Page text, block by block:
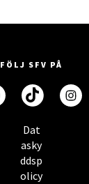
FÖLJ SFV PÅ
Dat
asky
ddsp
olicy